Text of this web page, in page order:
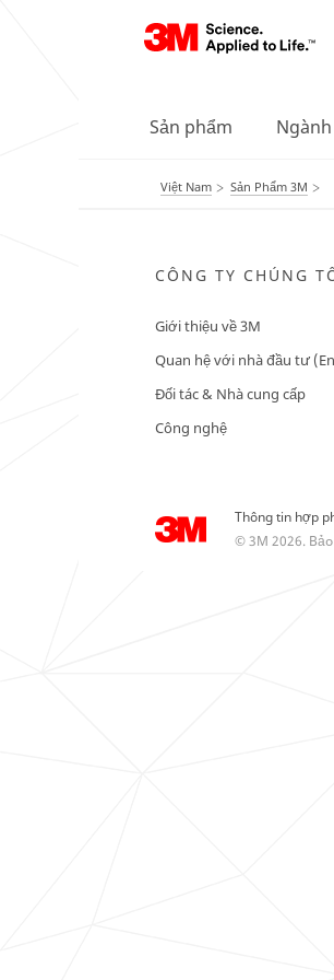
Sản phẩm Ngành
Việt Nam Sản Phẩm 3M
CÔNG TY CHÚNG
Giới thiệu về 3M
Quan hệ với nhà đầu tư
Đối tác & Nhà cung cấp
Công nghệ
Thông tin hợp
© 3M 2026.